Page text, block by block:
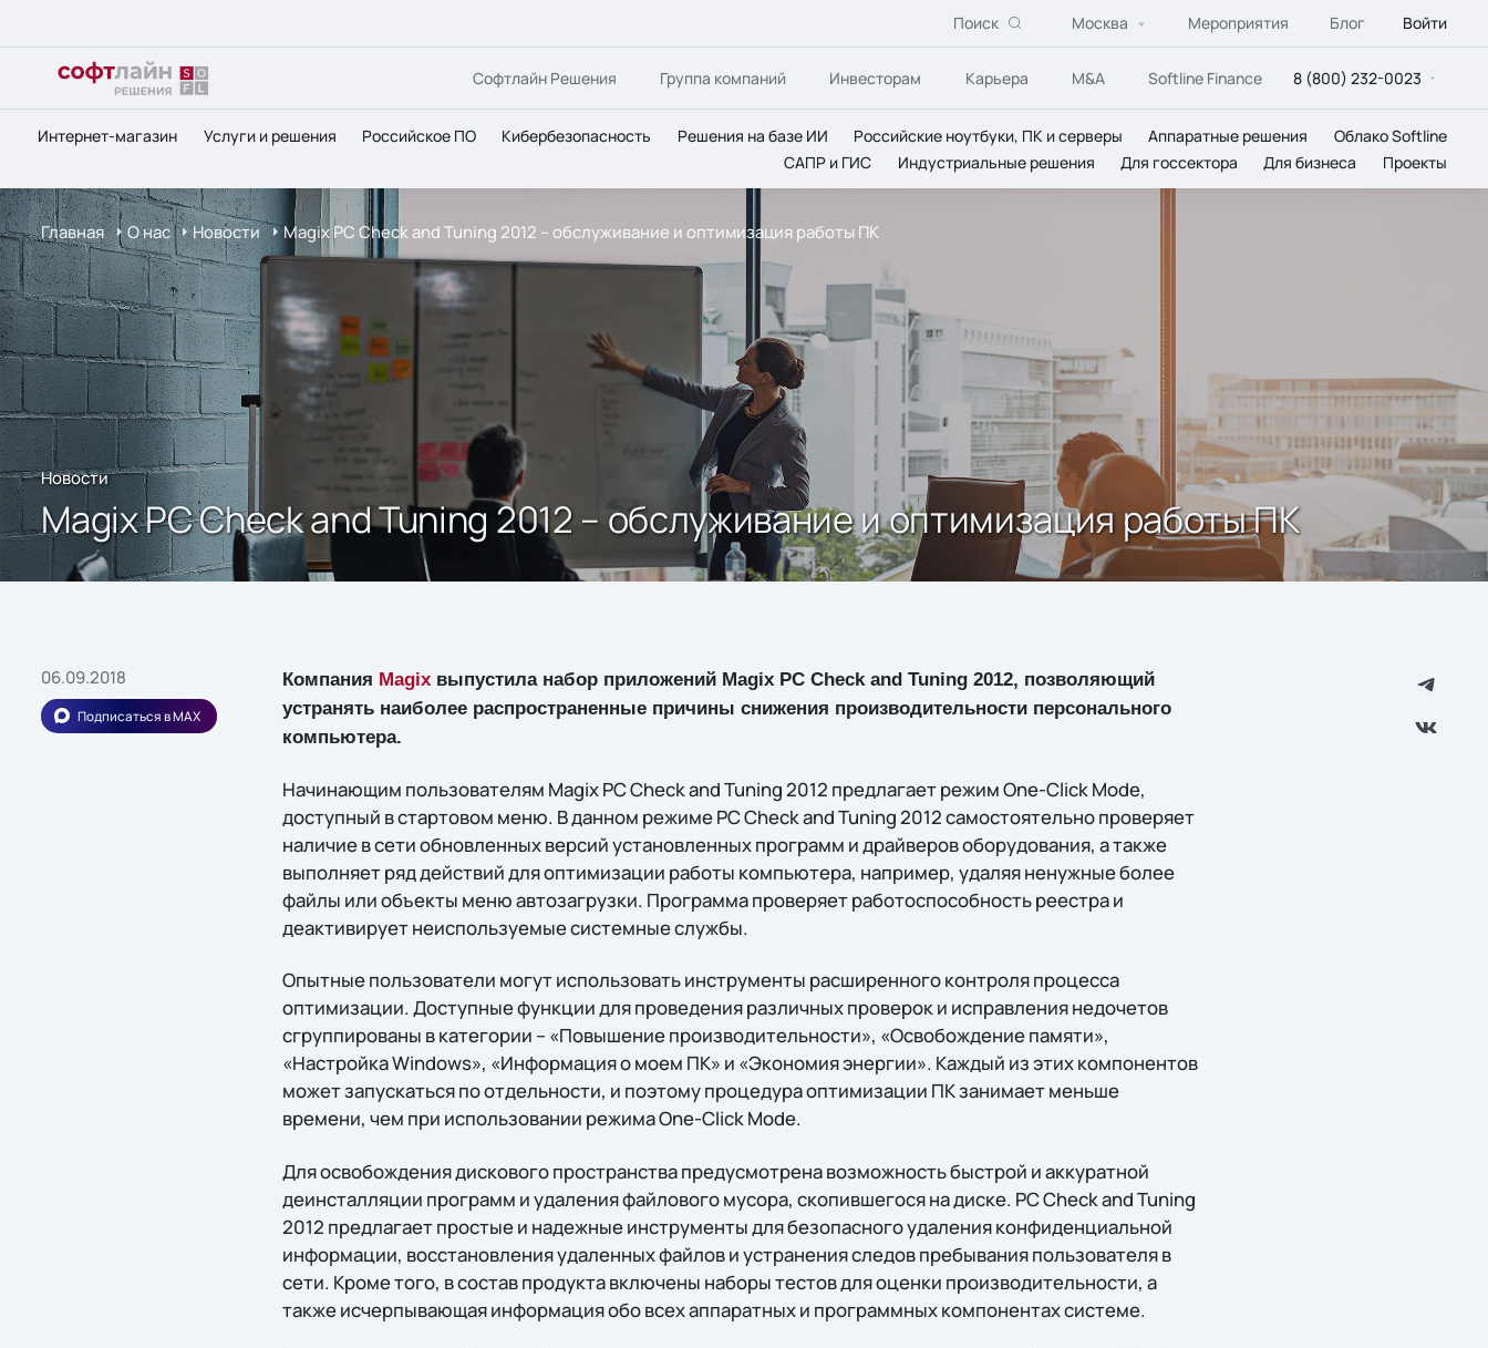
Поиск Москва Мероприятия Блог Войти
Софтлайн Решения Группа компаний Инвесторам Карьера M&A Softline Finance 8 (800) 232-0023
Интернет-магазин Услуги и решения Российское ПО Кибербезопасность Решения на базе ИИ Российские ноутбуки, ПК и серверы Аппаратные решения
Облако Softline
САПР и ГИС
Индустриальные решения Для госсектора Для бизнеса Проекты
Главная О нас Новости Magix PC Check and Tuning 2012 – обслуживание и оптимизация работы ПК
Новости
Magix PC Check and Tuning 2012 – обслуживание и оптимизация работы ПК
06.09.2018
Подписаться в MAX
Компания Magixвыпустила набор приложений Magix PC Check and Tuning 2012, позволяющий
устранять наиболее распространенные причины снижения производительности персонального
компьютера.
Начинающим пользователям Magix PC Check and Tuning 2012 предлагает режим One-Click Mode,
доступный в стартовом меню. В данном режиме PC Check and Tuning 2012 самостоятельно проверяет
наличие в сети обновленных версий установленных программ и драйверов оборудования, а также
выполняет ряд действий для оптимизации работы компьютера, например, удаляя ненужные более
файлы или объекты меню автозагрузки. Программа проверяет работоспособность реестра и
деактивирует неиспользуемые системные службы.
Опытные пользователи могут использовать инструменты расширенного контроля процесса
оптимизации. Доступные функции для проведения различных проверок и исправления недочетов
сгруппированы в категории – «Повышение производительности», «Освобождение памяти»,
«Настройка Windows», «Информация о моем ПК» и «Экономия энергии». Каждый из этих компонентов
может запускаться по отдельности, и поэтому процедура оптимизации ПК занимает меньше
времени, чем при использовании режима One-Click Mode.
Для освобождения дискового пространства предусмотрена возможность быстрой и аккуратной
деинсталляции программ и удаления файлового мусора, скопившегося на диске. PC Check and Tuning
2012 предлагает простые и надежные инструменты для безопасного удаления конфиденциальной
информации, восстановления удаленных файлов и устранения следов пребывания пользователя в
сети. Кроме того, в состав продукта включены наборы тестов для оценки производительности, а
также исчерпывающая информация обо всех аппаратных и программных компонентах системе.